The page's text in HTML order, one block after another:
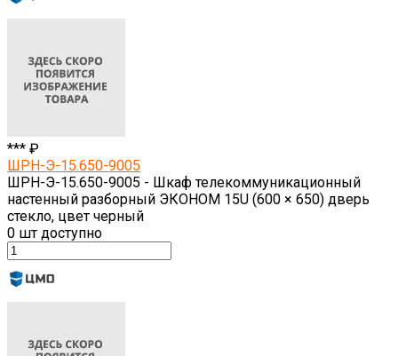
*** ₽
ШРН-Э-15.650-9005
ШРН-Э-15.650-9005 - Шкаф телекоммуникационный
настенный разборный ЭКОНОМ 15U (600 × 650) дверь
стекло, цвет черный
0 шт доступно